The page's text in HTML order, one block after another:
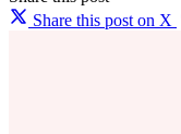
Share this post on X